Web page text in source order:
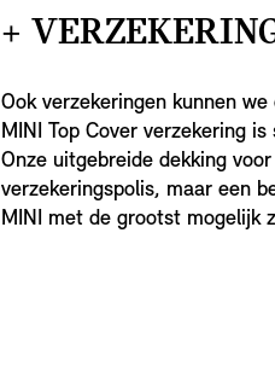
+
Ook verzekeringen kunnen
MINI Top Cover verzekering
Onze uitgebreide dekking
verzekeringspolis, maar een
MINI met de grootst mogelijk